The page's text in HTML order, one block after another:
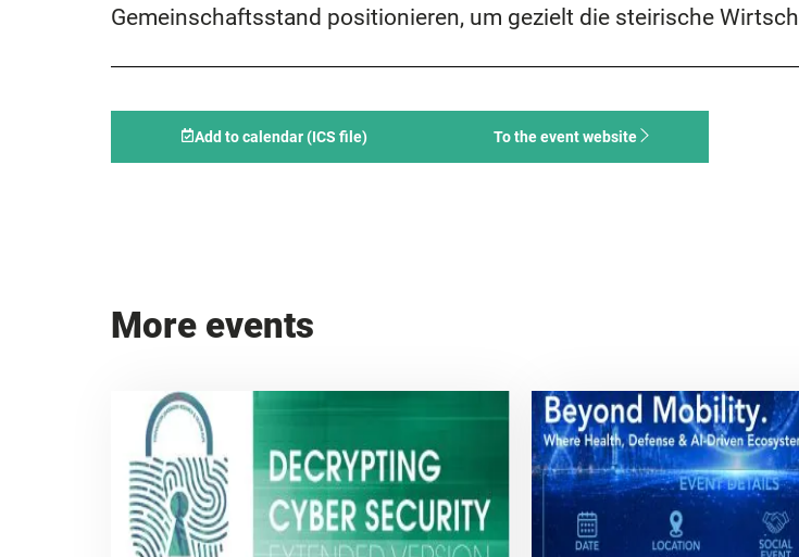
Gemeinschaftsstand positionieren, um gezielt die steirische
Add to calendar (ICS file) To the event website
More events